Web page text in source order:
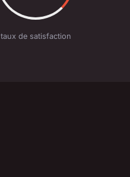
taux de satisfaction